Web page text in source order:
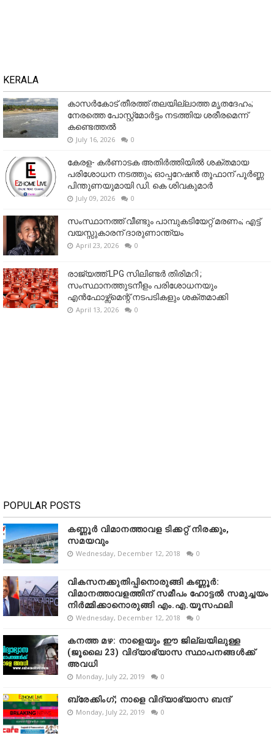
KERALA
കാസർകോട് തീരത്ത് തലയില്ലാത്ത മൃതദേഹം;
നേരത്തെ പോസ്റ്റ്‌മോർട്ടം നടത്തിയ ശരീരമെന്ന്
കണ്ടെത്തൽ
July 16, 2026 0
കേരള- കർണാടക അതിർത്തിയിൽ ശക്തമായ
പരിശോധന നടത്തും; ഓപ്പറേഷൻ തൂഫാന് പൂർണ്ണ
പിന്തുണയുമായി ഡി. കെ ശിവകുമാർ
July 09, 2026 0
സംസ്ഥാനത്ത് വീണ്ടും പാമ്പുകടിയേറ്റ് മരണം; എട്ട്
വയസ്സുകാരന് ദാരുണാന്ത്യം
April 23, 2026 0
രാജ്യത്ത് LPG സിലിണ്ടർ തിരിമറി ;
സംസ്ഥാനത്തുടനീളം പരിശോധനയും
എൻഫോഴ്സ്മെന്റ് നടപടികളും ശക്തമാക്കി
April 13, 2026 0
POPULAR POSTS
കണ്ണൂർ വിമാനത്താവള ടിക്കറ്റ് നിരക്കും,
സമയവും
Wednesday, December 12, 2018 0
വികസനക്കുതിപ്പിനൊരുങ്ങി കണ്ണൂർ:
വിമാനത്താവളത്തിന് സമീപം ഹോട്ടൽ സമുച്ചയം
നിർമ്മിക്കാനൊരുങ്ങി എം.എ.യൂസഫലി
Wednesday, December 12, 2018 0
കനത്ത മഴ: നാളെയും ഈ ജില്ലയിലുള്ള
(ജൂലൈ 23) വിദ്യാഭ്യാസ സ്ഥാപനങ്ങൾക്ക്
അവധി
Monday, July 22, 2019 0
ബ്രേക്കിംഗ്; നാളെ വിദ്യാഭ്യാസ ബന്ദ്
Monday, July 22, 2019 0